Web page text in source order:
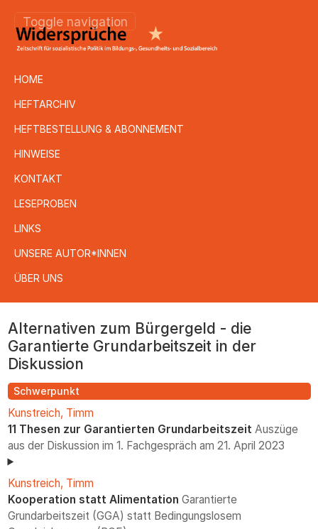
Toggle navigation
HOME
HEFTARCHIV
HEFTBESTELLUNG & ABONNEMENT
HINWEISE
KONTAKT
LESEPROBEN
LINKS
UNSERE AUTOR*INNEN
ÜBER UNS
zum
Inhalt
Alternativen zum Bürgergeld - die
Garantierte Grundarbeitszeit in der
Diskussion
Schwerpunkt
Kunstreich, Timm
11 Thesen zur Garantierten Grundarbeitszeit Auszüge
aus der Diskussion im 1. Fachgespräch am 21. April 2023
Kunstreich, Timm
Kooperation statt Alimentation Garantierte
Grundarbeitszeit (GGA) statt Bedingungslosem